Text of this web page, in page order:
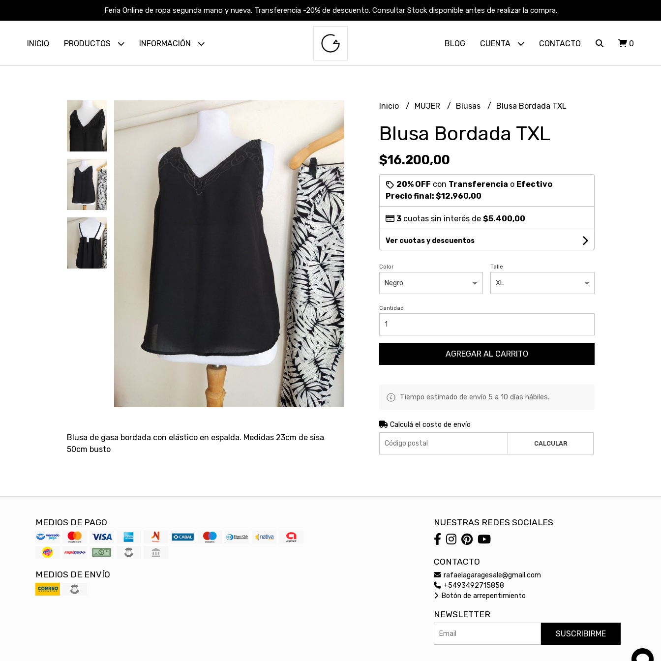
Feria Online de ropa segunda mano y nueva. Transferencia -20% de descuento. Consultar Stock disponible antes de realizar la compra.
INICIO PRODUCTOS INFORMACIÓN BLOG CUENTA CONTACTO 0
Blusa de gasa bordada con elástico en espalda. Medidas 23cm de sisa
50cm busto
Inicio MUJER Blusas Blusa Bordada TXL
Blusa Bordada TXL
$16.200,00
20% OFF con Transferencia o Efectivo
Precio final: $12.960,00
3cuotas sin interés de $5.400,00
Ver cuotas y descuentos
Color Talle
Cantidad
AGREGAR AL CARRITO
Tiempo estimado de envío 5 a 10 días hábiles.
Calculá el costo de envío
CALCULAR
MEDIOS DE PAGO
MEDIOS DE ENVÍO
NUESTRAS REDES SOCIALES
CONTACTO
rafaelagaragesale@gmail.com
+5493492715858
Botón de arrepentimiento
NEWSLETTER
SUSCRIBIRME